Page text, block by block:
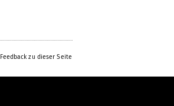
Feedback zu dieser Seite